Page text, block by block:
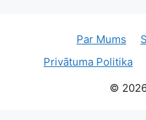
Par Mums
Privātuma Politika
©